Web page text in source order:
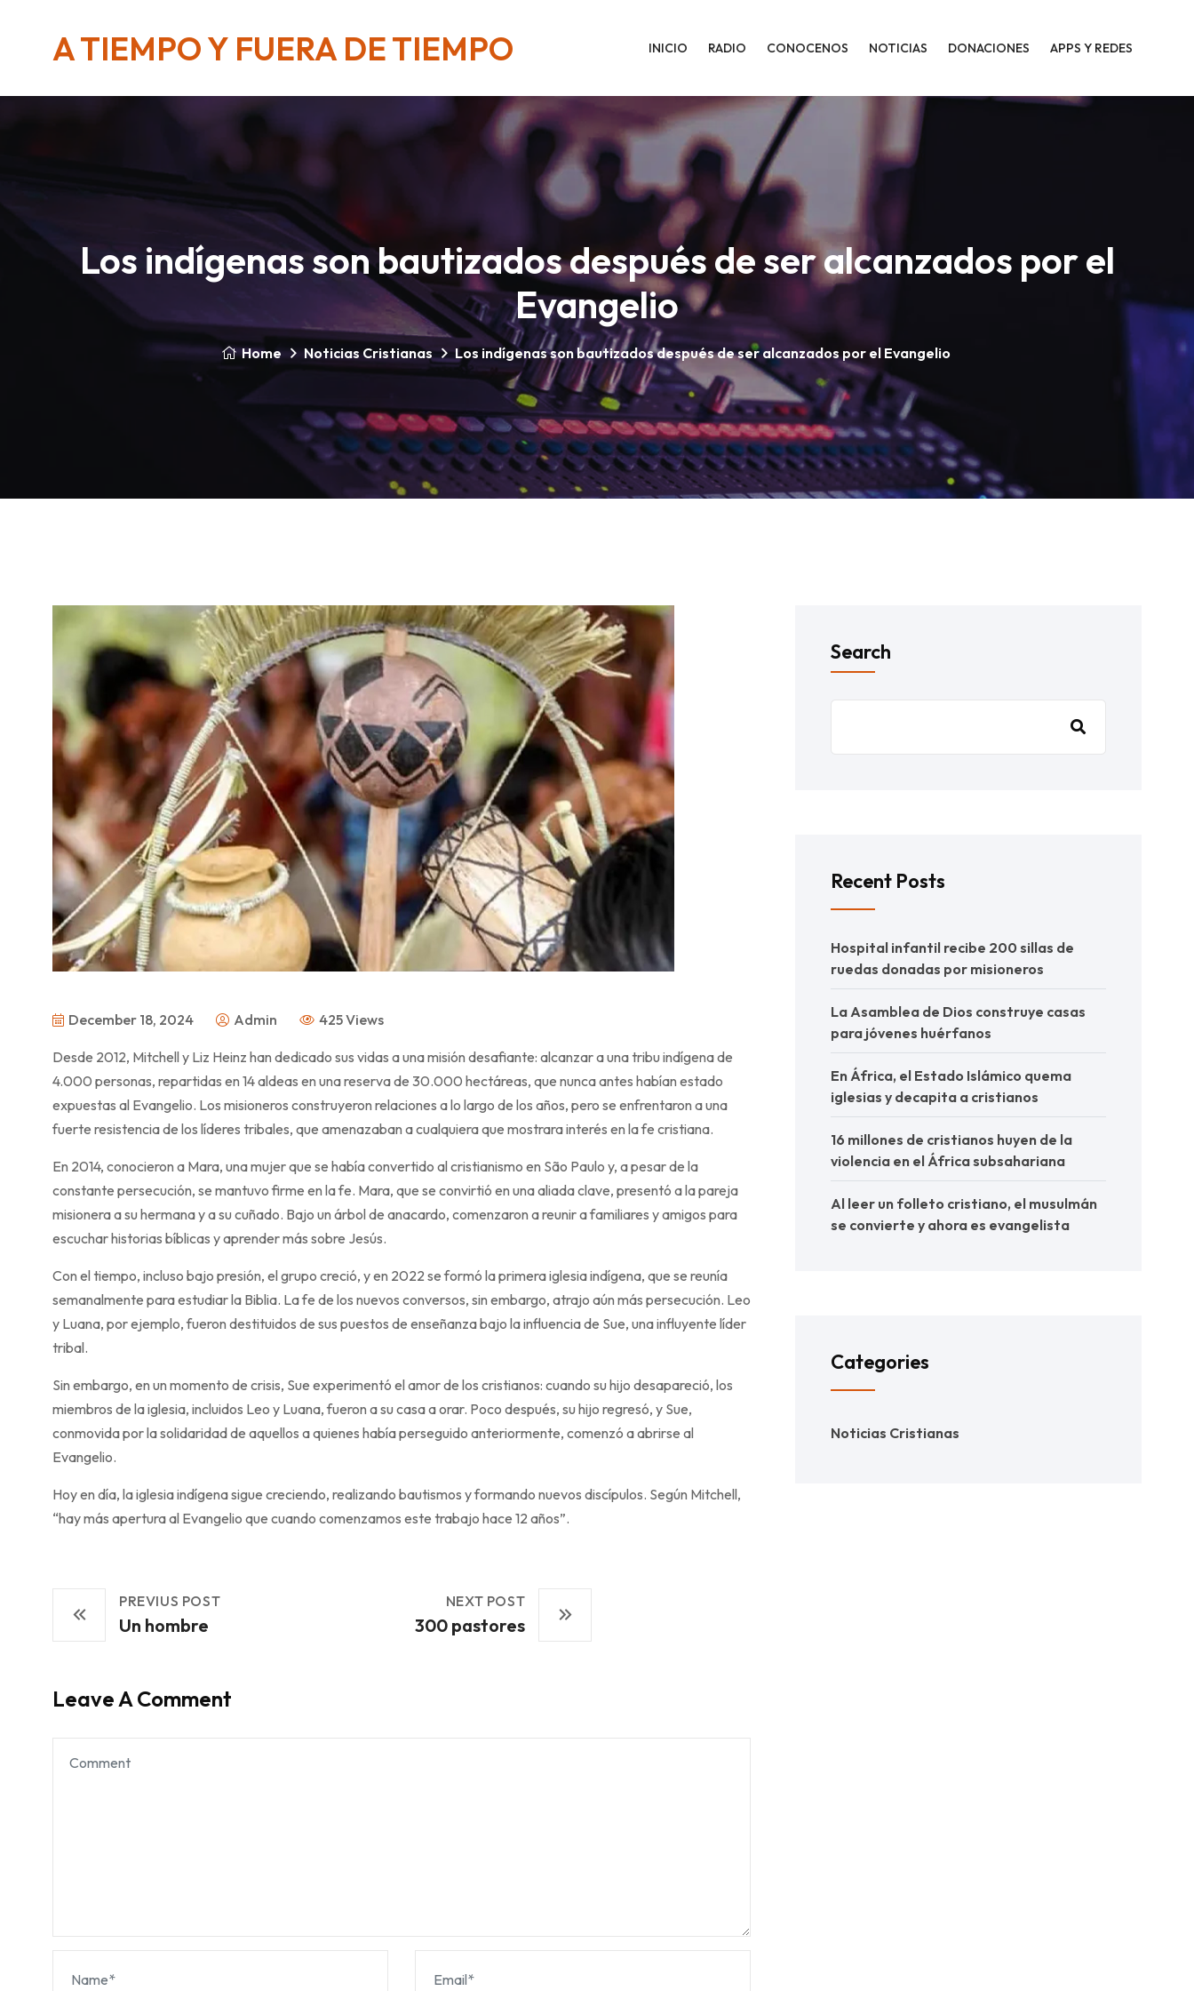
A TIEMPO Y FUERA DE TIEMPO INICIO RADIO CONOCENOS NOTICIAS DONACIONES APPS Y REDES
Los indígenas son bautizados después de ser alcanzados por el
Evangelio
Home Noticias Cristianas Los indígenas son bautizados después de ser alcanzados por el Evangelio
December 18, 2024 Admin 425 Views
Desde 2012, Mitchell y Liz Heinz han dedicado sus vidas a una misión desafiante: alcanzar a una tribu indígena de
4.000 personas, repartidas en 14 aldeas en una reserva de 30.000 hectáreas, que nunca antes habían estado
expuestas al Evangelio. Los misioneros construyeron relaciones a lo largo de los años, pero se enfrentaron a una
fuerte resistencia de los líderes tribales, que amenazaban a cualquiera que mostrara interés en la fe cristiana.
En 2014, conocieron a Mara, una mujer que se había convertido al cristianismo en São Paulo y, a pesar de la
constante persecución, se mantuvo firme en la fe. Mara, que se convirtió en una aliada clave, presentó a la pareja
misionera a su hermana y a su cuñado. Bajo un árbol de anacardo, comenzaron a reunir a familiares y amigos para
escuchar historias bíblicas y aprender más sobre Jesús.
Con el tiempo, incluso bajo presión, el grupo creció, y en 2022 se formó la primera iglesia indígena, que se reunía
semanalmente para estudiar la Biblia. La fe de los nuevos conversos, sin embargo, atrajo aún más persecución. Leo
y Luana, por ejemplo, fueron destituidos de sus puestos de enseñanza bajo la influencia de Sue, una influyente líder
tribal.
Sin embargo, en un momento de crisis, Sue experimentó el amor de los cristianos: cuando su hijo desapareció, los
miembros de la iglesia, incluidos Leo y Luana, fueron a su casa a orar. Poco después, su hijo regresó, y Sue,
conmovida por la solidaridad de aquellos a quienes había perseguido anteriormente, comenzó a abrirse al
Evangelio.
Hoy en día, la iglesia indígena sigue creciendo, realizando bautismos y formando nuevos discípulos. Según Mitchell,
“hay más apertura al Evangelio que cuando comenzamos este trabajo hace 12 años”.
PREVIUS POST
Un hombre
NEXT POST
300 pastores
Leave A Comment
Search
Recent Posts
Hospital infantil recibe 200 sillas de
ruedas donadas por misioneros
La Asamblea de Dios construye casas
para jóvenes huérfanos
En África, el Estado Islámico quema
iglesias y decapita a cristianos
16 millones de cristianos huyen de la
violencia en el África subsahariana
Al leer un folleto cristiano, el musulmán
se convierte y ahora es evangelista
Categories
Noticias Cristianas